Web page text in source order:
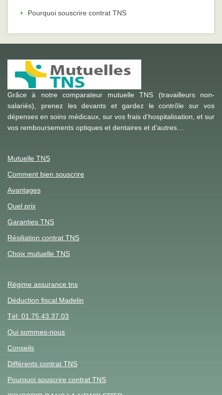
Pourquoi souscrire contrat TNS
Grâce à notre comparateur mutuelle TNS (travailleurs non-
salariés), prenez les devants et gardez le contrôle sur vos
dépenses en soins médicaux, sur vos frais d’hospitalisation, et sur
vos remboursements optiques et dentaires et d’autres…
Mutuelle TNS
Comment bien souscrire
Avantages
Quel prix
Garanties TNS
Résiliation contrat TNS
Choix mutuelle TNS
Régime assurance tns
Déduction fiscal Madelin
Tél: 01.75.43.37.03
Qui sommes-nous
Conseils
Différents contrat TNS
Pourquoi souscrire contrat TNS